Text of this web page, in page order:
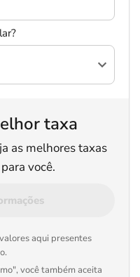
taxa
as melhores taxas
você.
aqui presentes
você também aceita